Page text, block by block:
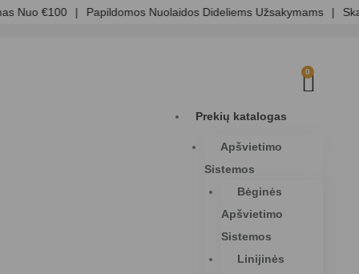
€100 | Papildomos Nuolaidos Dideliems Užsakymams |
0
Prekių katalogas
Apšvietimo
Sistemos
Bėginės
Apšvietimo
Sistemos
Linijinės